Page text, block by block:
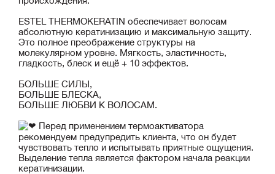
ESTEL THERMOKERATIN обеспечивает волосам
абсолютную кератинизацию и максимальную защиту.
Это полное преображение структуры на
молекулярном уровне. Мягкость, эластичность,
гладкость, блеск и ещё + 10 эффектов.
БОЛЬШЕ СИЛЫ,
БОЛЬШЕ БЛЕСКА,
БОЛЬШЕ ЛЮБВИ К ВОЛОСАМ.
Перед применением термоактиватора
рекомендуем предупредить клиента, что он будет
чувствовать тепло и испытывать приятные ощущения.
Выделение тепла является фактором начала реакции
кератинизации.